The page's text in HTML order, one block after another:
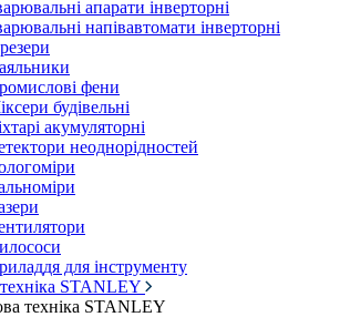
апарати інверторні
напівавтомати інверторні
фени
будівельні
акумуляторні
неоднорідностей
для інструменту
STANLEY
техніка STANLEY